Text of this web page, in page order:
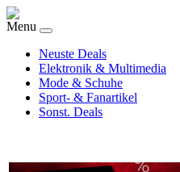
Menu
Neuste Deals
Elektronik & Multimedia
Mode & Schuhe
Sport- & Fanartikel
Sonst. Deals